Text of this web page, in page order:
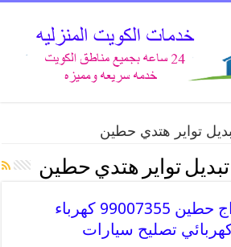
تواير هتدي حطين
تبديل تواير هتدي حطين
بنشر متنقل | كراج حطين 99007355 كهرباء
تصليح سيارات